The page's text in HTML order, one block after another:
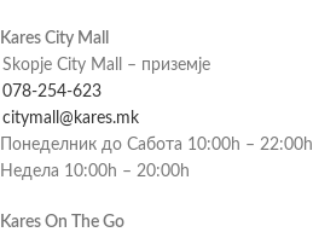
Kares City Mall
Skopje City Mall – приземје
078-254-623
citymall@kares.mk
Понеделник до Сабота 10:00h – 22:00h
Недела 10:00h – 20:00h
Kares On The Go